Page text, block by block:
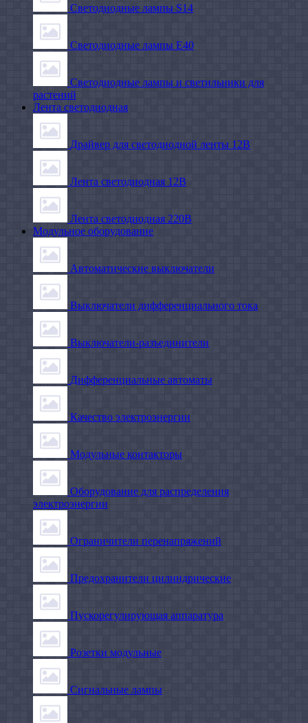
Светодиодные лампы S14
Светодиодные лампы Е40
Светодиодные лампы и светильники для
растений
Лента светодиодная
Драйвер для светодиодной ленты 12В
Лента светодиодная 12В
Лента светодиодная 220В
Модульное оборудование
Автоматические выключатели
Выключатели дифференциального тока
Выключатели-разъединители
Дифференциальные автоматы
Качество электроэнергии
Модульные контакторы
Оборудование для распределения
электроэнергии
Ограничители перенапряжений
Предохранители цилиндрические
Пускорегулирующая аппаратура
Розетки модульные
Сигнальные лампы